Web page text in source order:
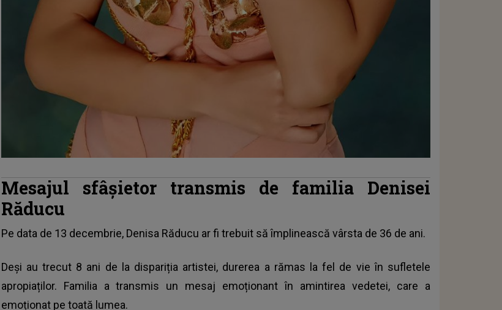
Mesajul sfâșietor transmis de familia Denisei
Răducu
Pe data de 13 decembrie, Denisa Răducu ar fi trebuit să împlinească vârsta de 36 de ani.
Deși au trecut 8 ani de la dispariția artistei, durerea a rămas la fel de vie în sufletele
apropiaților. Familia a transmis un mesaj emoționant în amintirea vedetei, care a
emoționat pe toată lumea.